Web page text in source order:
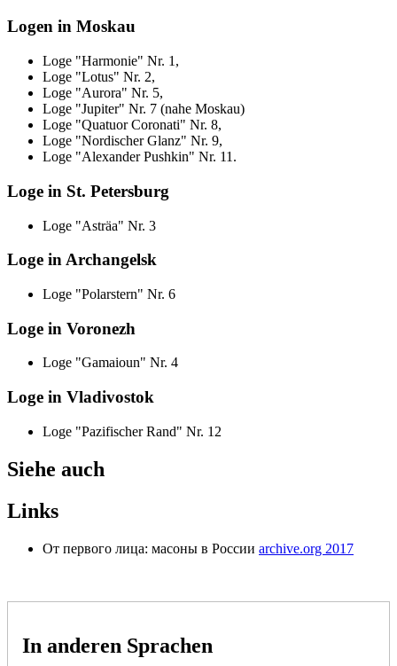
Logen in Moskau
Loge "Harmonie" Nr. 1,
Loge "Lotus" Nr. 2,
Loge "Aurora" Nr. 5,
Loge "Jupiter" Nr. 7 (nahe Moskau)
Loge "Quatuor Coronati" Nr. 8,
Loge "Nordischer Glanz" Nr. 9,
Loge "Alexander Pushkin" Nr. 11.
Loge in St. Petersburg
Loge "Asträa" Nr. 3
Loge in Archangelsk
Loge "Polarstern" Nr. 6
Loge in Voronezh
Loge "Gamaioun" Nr. 4
Loge in Vladivostok
Loge "Pazifischer Rand" Nr. 12
Siehe auch
Links
От первого лица: масоны в России archive.org 2017
In anderen Sprachen